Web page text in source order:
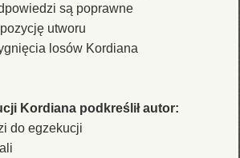
są poprawne
utworu
losów Kordiana
Kordiana podkreślił autor:
do egzekucji